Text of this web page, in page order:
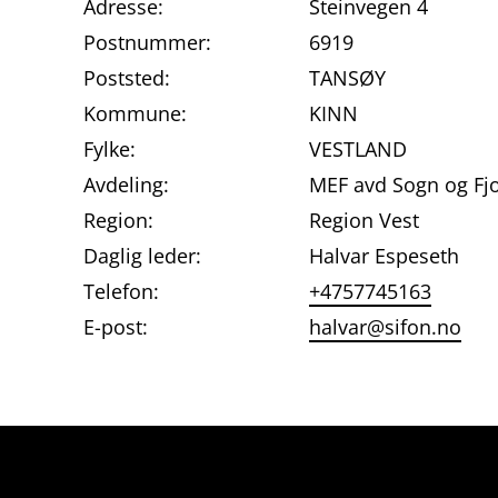
Adresse:
Steinvegen 4
Postnummer:
6919
Poststed:
TANSØY
Kommune:
KINN
Fylke:
VESTLAND
Avdeling:
MEF avd Sogn og
Region:
Region Vest
Daglig leder:
Halvar Espeseth
Telefon:
+4757745163
E-post:
halvar@sifon.no